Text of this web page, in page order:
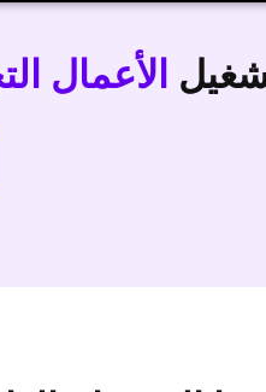
الأعمال